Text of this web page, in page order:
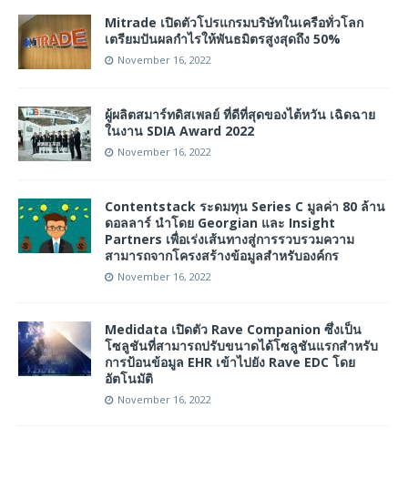
Mitrade เปิดตัวโปรแกรมบริษัทในเครือทั่วโลก
เตรียมปันผลกำไรให้พันธมิตรสูงสุดถึง 50%
November 16, 2022
ผู้ผลิตสมาร์ทดิสเพลย์ ที่ดีที่สุดของไต้หวัน เฉิดฉาย
ในงาน SDIA Award 2022
November 16, 2022
Contentstack ระดมทุน Series C มูลค่า 80 ล้าน
ดอลลาร์ นำโดย Georgian และ Insight
Partners เพื่อเร่งเส้นทางสู่การรวบรวมความ
สามารถจากโครงสร้างข้อมูลสำหรับองค์กร
November 16, 2022
Medidata เปิดตัว Rave Companion ซึ่งเป็น
โซลูชันที่สามารถปรับขนาดได้โซลูชันแรกสำหรับ
การป้อนข้อมูล EHR เข้าไปยัง Rave EDC โดย
อัตโนมัติ
November 16, 2022